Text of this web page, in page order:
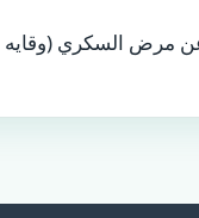
مرض السكري (وقايه